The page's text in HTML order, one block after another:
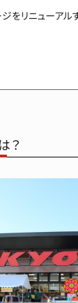
をリニューアル
？